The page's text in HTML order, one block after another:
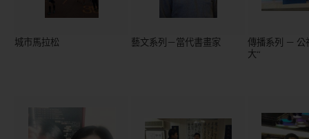
城市馬拉松 藝文系列－當代書畫家
傳播系列 － 公
大“